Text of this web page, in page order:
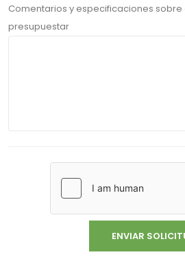
Comentarios y especificaciones
presupuestar